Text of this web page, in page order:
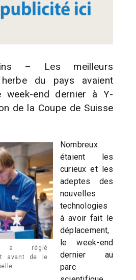
– Les meilleurs
du pays avaient
week-end dernier à Y-
de la Coupe de Suisse
a réglé
avant de le
Nombreux
étaient les
curieux et les
adeptes des
nouvelles
technologies
à avoir fait le
déplacement,
le week-end
dernier au
parc